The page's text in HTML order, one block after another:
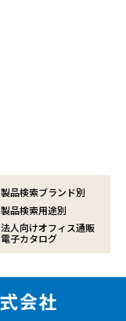
製品検索ブランド別
製品検索用途別
法人向けオフィス通販
電子カタログ